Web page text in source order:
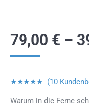
79,00 € –
★★★★★ (10
Warum in die Ferne